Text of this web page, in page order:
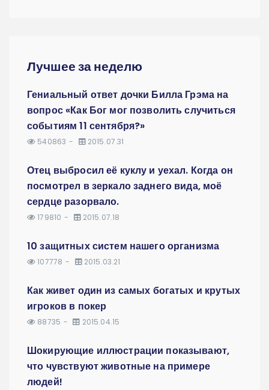
Лучшее за неделю
Гениальный ответ дочки Билла Грэма на
вопрос «Как Бог мог позволить случиться
событиям 11 сентября?»
540863 2015.07.31
Отец выбросил её куклу и уехал. Когда он
посмотрел в зеркало заднего вида, моё
сердце разорвало.
179810 2015.07.18
10 защитных систем нашего организма
107778 2015.03.21
Как живет один из самых богатых и крутых
игроков в покер
88735 2015.04.15
Шокирующие иллюстрации показывают,
что чувствуют животные на примере
людей!